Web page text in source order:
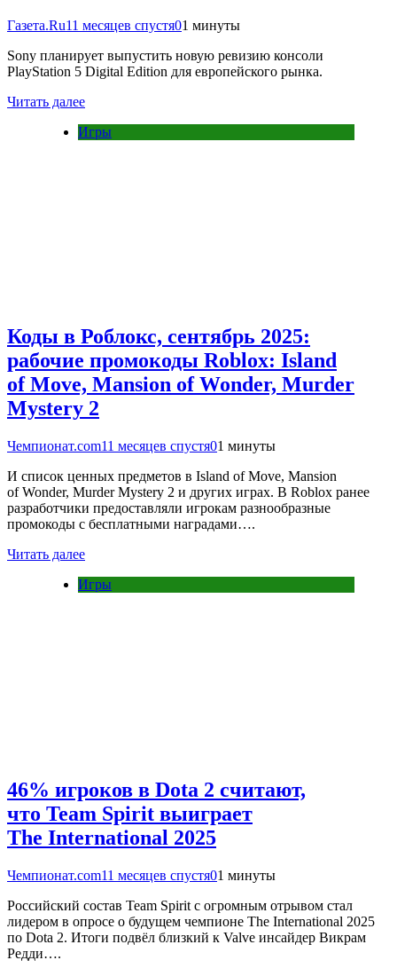
Газета.Ru11 месяцев спустя01 минуты
Sony планирует выпустить новую ревизию консоли
PlayStation 5 Digital Edition для европейского рынка.
Читать далее
Игры
Коды в Роблокс, сентябрь 2025:
рабочие промокоды Roblox: Island
of Move, Mansion of Wonder, Murder
Mystery 2
Чемпионат.com11 месяцев спустя01 минуты
И список ценных предметов в Island of Move, Mansion
of Wonder, Murder Mystery 2 и других играх. В Roblox ранее
разработчики предоставляли игрокам разнообразные
промокоды с бесплатными наградами….
Читать далее
Игры
46% игроков в Dota 2 считают,
что Team Spirit выиграет
The International 2025
Чемпионат.com11 месяцев спустя01 минуты
Российский состав Team Spirit с огромным отрывом стал
лидером в опросе о будущем чемпионе The International 2025
по Dota 2. Итоги подвёл близкий к Valve инсайдер Викрам
Редди….